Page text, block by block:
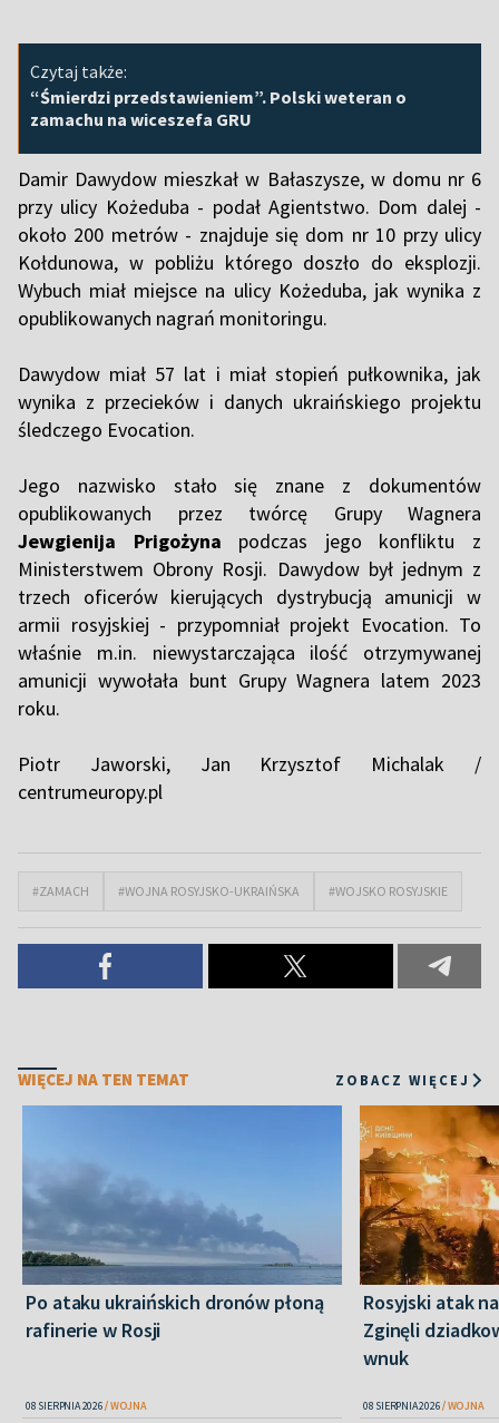
Czytaj także:
“Śmierdzi przedstawieniem”. Polski weteran o
zamachu na wiceszefa GRU
Damir Dawydow mieszkał w Bałaszysze, w domu nr 6
przy ulicy Kożeduba - podał Agientstwo. Dom dalej -
około 200 metrów - znajduje się dom nr 10 przy ulicy
Kołdunowa, w pobliżu którego doszło do eksplozji.
Wybuch miał miejsce na ulicy Kożeduba, jak wynika z
opublikowanych nagrań monitoringu.
Dawydow miał 57 lat i miał stopień pułkownika, jak
wynika z przecieków i danych ukraińskiego projektu
śledczego Evocation.
Jego nazwisko stało się znane z dokumentów
opublikowanych przez twórcę Grupy Wagnera
Jewgienija Prigożyna podczas jego konfliktu z
Ministerstwem Obrony Rosji. Dawydow był jednym z
trzech oficerów kierujących dystrybucją amunicji w
armii rosyjskiej - przypomniał projekt Evocation. To
właśnie m.in. niewystarczająca ilość otrzymywanej
amunicji wywołała bunt Grupy Wagnera latem 2023
roku.
Piotr Jaworski, Jan Krzysztof Michalak /
centrumeuropy.pl
#ZAMACH #WOJNA ROSYJSKO-UKRAIŃSKA #WOJSKO ROSYJSKIE
WIĘCEJ NA TEN TEMAT ZOBACZ WIĘCEJ
Po ataku ukraińskich dronów płoną
rafinerie w Rosji
08 SIERPNIA 2026 WOJNA
Rosyjski atak
Zginęli
wnuk
08 SIERPNIA 2026 WOJNA